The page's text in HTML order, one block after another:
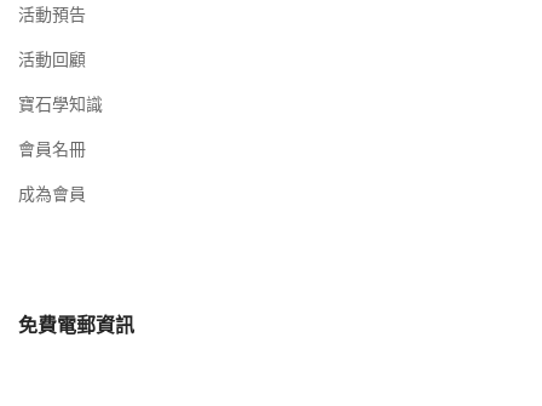
活動預告
活動回顧
寶石學知識
會員名冊
成為會員
免費電郵資訊